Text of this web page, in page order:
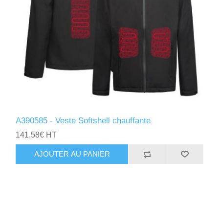
A390585 - Veste Softshell chauffante
141,58€ HT
AJOUTER AU PANIER